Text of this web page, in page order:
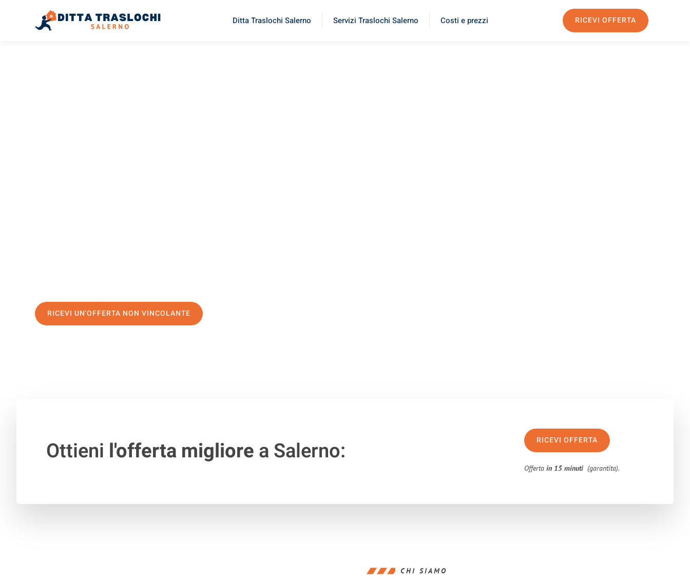
Ditta Traslochi Salerno Servizi Traslochi Salerno Costi e prezzi RICEVI OFFERTA
RICEVI UN'OFFERTA NON VINCOLANTE
Ottieni l'offerta migliorea Salerno: RICEVI OFFERTA
Offertain 15 minuti (garantita).
CHI SIAMO